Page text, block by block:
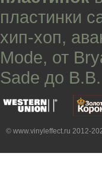
пластинки
хип-хоп,
Mode, от
Sade до
© www.vinyleffect.ru 2012-